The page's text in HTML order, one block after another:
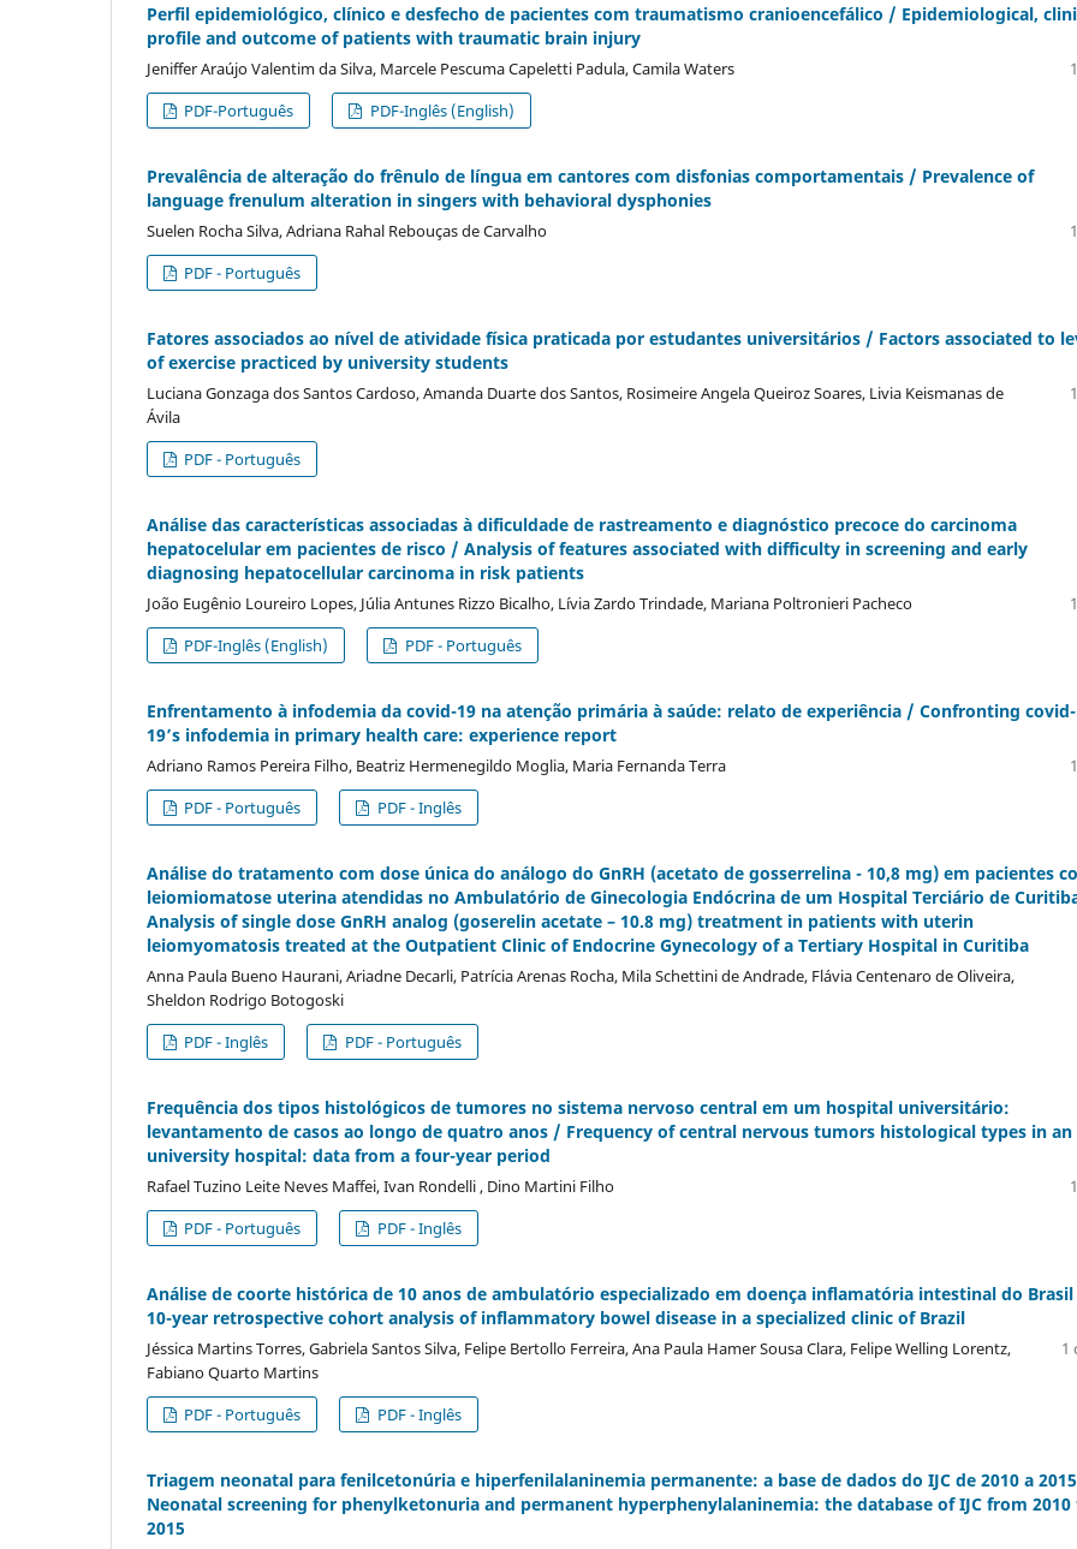
Perfil epidemiológico, clí­nico e desfecho de pacientes com traumatismo cranioencefálico / Epidemiological,
profile and outcome of patients with traumatic brain injury
Jeniffer Araújo Valentim da Silva, Marcele Pescuma Capeletti Padula, Camila Waters
PDF-Português
PDF-Inglês (English)
Prevalência de alteração do frênulo de lí­ngua em cantores com disfonias comportamentais / Prevalence of
language frenulum alteration in singers with behavioral dysphonies
Suelen Rocha Silva, Adriana Rahal Rebouças de Carvalho
PDF - Português
Fatores associados ao ní­vel de atividade fí­sica praticada por estudantes universitários / Factors associated to
of exercise practiced by university students
Luciana Gonzaga dos Santos Cardoso, Amanda Duarte dos Santos, Rosimeire Angela Queiroz Soares, Livia Keismanas de
Ávila
PDF - Português
Análise das caracterí­sticas associadas à dificuldade de rastreamento e diagnóstico precoce do carcinoma
hepatocelular em pacientes de risco / Analysis of features associated with difficulty in screening and early
diagnosing hepatocellular carcinoma in risk patients
João Eugênio Loureiro Lopes, Júlia Antunes Rizzo Bicalho, Lí­via Zardo Trindade, Mariana Poltronieri Pacheco
PDF-Inglês (English)
PDF - Português
Enfrentamento à infodemia da covid-19 na atenção primária à saúde: relato de experiência / Confronting covid-
19’s infodemia in primary health care: experience report
Adriano Ramos Pereira Filho, Beatriz Hermenegildo Moglia, Maria Fernanda Terra
PDF - Português
PDF - Inglês
Análise do tratamento com dose única do análogo do GnRH (acetato de gosserrelina - 10,8 mg) em pacientes
leiomiomatose uterina atendidas no Ambulatório de Ginecologia Endócrina de um Hospital Terciário de
Analysis of single dose GnRH analog (goserelin acetate – 10.8 mg) treatment in patients with uterin
leiomyomatosis treated at the Outpatient Clinic of Endocrine Gynecology of a Tertiary Hospital in Curitiba
Anna Paula Bueno Haurani, Ariadne Decarli, Patrícia Arenas Rocha, Mila Schettini de Andrade, Flávia Centenaro de Oliveira,
Sheldon Rodrigo Botogoski
PDF - Inglês PDF - Português
Frequência dos tipos histológicos de tumores no sistema nervoso central em um hospital universitário:
levantamento de casos ao longo de quatro anos / Frequency of central nervous tumors histological types in an
university hospital: data from a four-year period
Rafael Tuzino Leite Neves Maffei, Ivan Rondelli , Dino Martini Filho
PDF - Português
PDF - Inglês
Análise de coorte histórica de 10 anos de ambulatório especializado em doença inflamatória intestinal do
10-year retrospective cohort analysis of inflammatory bowel disease in a specialized clinic of Brazil
Jéssica Martins Torres, Gabriela Santos Silva, Felipe Bertollo Ferreira, Ana Paula Hamer Sousa Clara, Felipe Welling Lorentz,
Fabiano Quarto Martins
1
PDF - Português PDF - Inglês
Triagem neonatal para fenilcetonúria e hiperfenilalaninemia permanente: a base de dados do IJC de 2010 a
Neonatal screening for phenylketonuria and permanent hyperphenylalaninemia: the database of IJC from 2010
2015